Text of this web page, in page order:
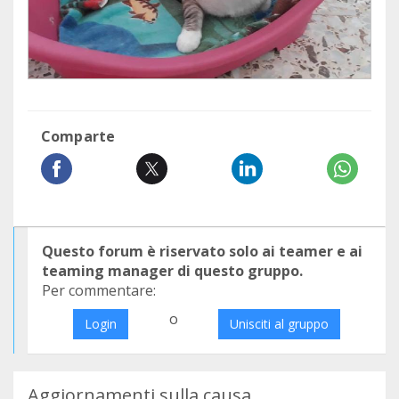
Comparte
Questo forum è riservato solo ai teamer e ai
teaming manager di questo gruppo.
Per commentare:
Login o Unisciti al gruppo